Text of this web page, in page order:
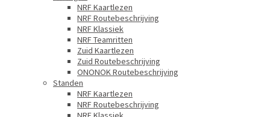
NRF Kaartlezen
NRF Routebeschrijving
NRF Klassiek
NRF Teamritten
Zuid Kaartlezen
Zuid Routebeschrijving
ONONOK Routebeschrijving
Standen
NRF Kaartlezen
NRF Routebeschrijving